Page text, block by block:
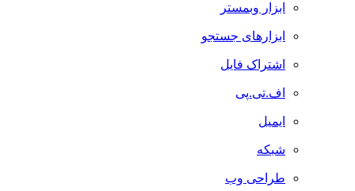
ابزار وبمستر
ابزارهای جستجو
اشتراک فایل
اف.تی.پی
ایمیل
شبکه
طراحی وب